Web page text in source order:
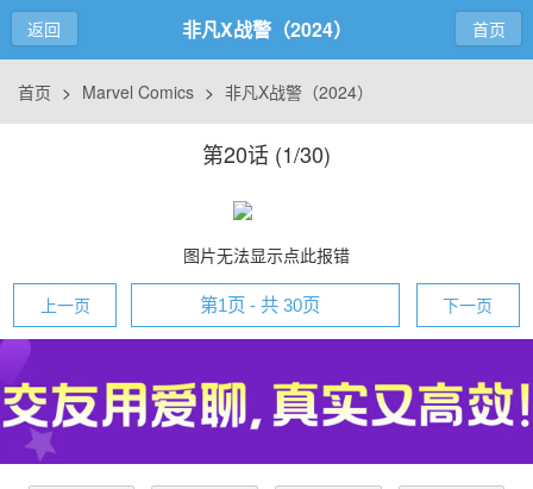
返回 非凡X战警（2024） 首页
首页 > Marvel Comics > 非凡X战警（2024）
第20话 (1/30)
图片无法显示点此报错
上一页 下一页